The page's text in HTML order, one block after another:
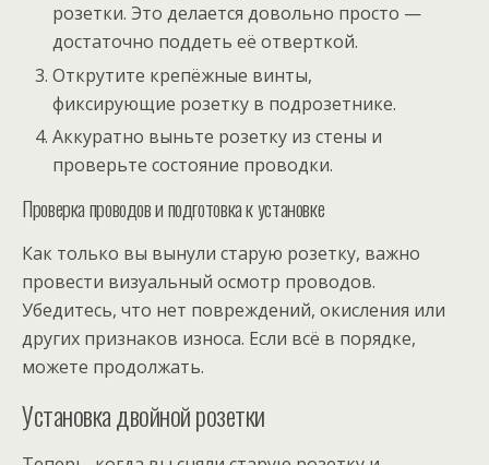
розетки. Это делается довольно просто —
достаточно поддеть её отверткой.
Открутите крепёжные винты,
фиксирующие розетку в подрозетнике.
Аккуратно выньте розетку из стены и
проверьте состояние проводки.
Проверка проводов и подготовка к установке
Как только вы вынули старую розетку, важно
провести визуальный осмотр проводов.
Убедитесь, что нет повреждений, окисления или
других признаков износа. Если всё в порядке,
можете продолжать.
Установка двойной розетки